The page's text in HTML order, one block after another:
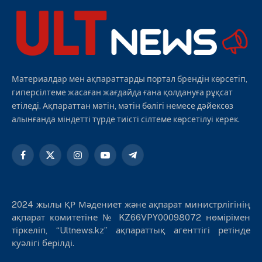
Материалдар мен ақпараттарды портал брендін көрсетіп,
гиперсілтеме жасаған жағдайда ғана қолдануға рұқсат
етіледі. Ақпараттан мәтін, мәтін бөлігі немесе дәйексөз
алынғанда міндетті түрде тиісті сілтеме көрсетілуі керек.
Facebook
X
InstagramYouTubeTelegram
2024 жылы ҚР Мәдениет және ақпарат министрлігінің
ақпарат комитетіне № KZ66VPY00098072 нөмірімен
тіркеліп, “Ultnews.kz” ақпараттық агенттігі ретінде
куәлігі берілді.